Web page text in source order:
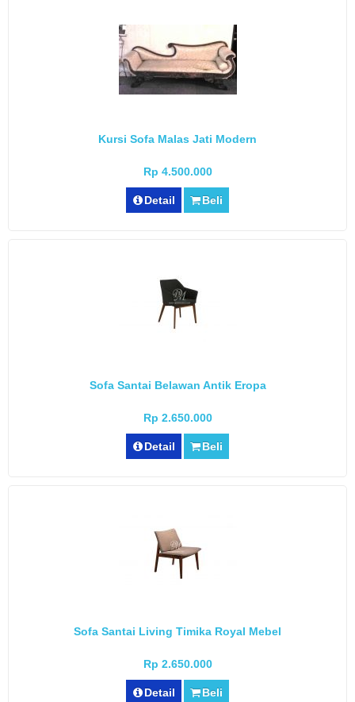
Kursi Sofa Malas Jati Modern
Rp 4.500.000
Detail Beli
Sofa Santai Belawan Antik Eropa
Rp 2.650.000
Detail Beli
Sofa Santai Living Timika Royal Mebel
Rp 2.650.000
Detail Beli